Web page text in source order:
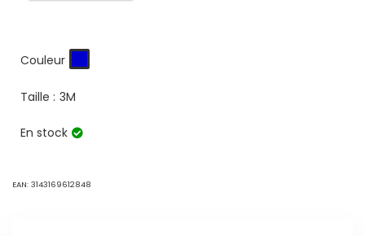
Couleur
Taille : 3M
En stock
EAN: 3143169612848